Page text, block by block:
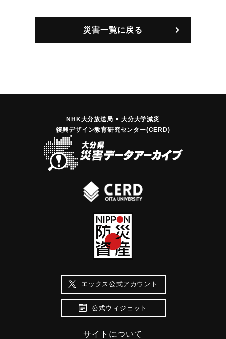
｜固有コード:00325003
災害一覧に戻る
NHK大分放送局 × 大分大学減災
復興デザイン教育研究センター(CERD)
エックス公式アカウント
公式ウィジェット
サイトについて